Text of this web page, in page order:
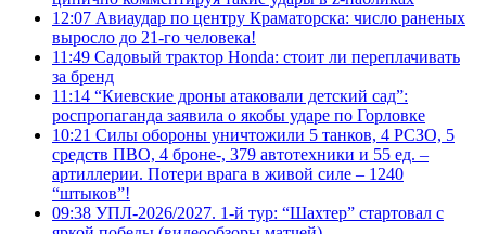
12:07 Авиаудар по центру Краматорска: число раненых
выросло до 21-го человека!
11:49 Садовый трактор Honda: стоит ли переплачивать
за бренд
11:14 “Киевские дроны атаковали детский сад”:
роспропаганда заявила о якобы ударе по Горловке
10:21 Силы обороны уничтожили 5 танков, 4 РСЗО, 5
средств ПВО, 4 броне-, 379 автотехники и 55 ед. –
артиллерии. Потери врага в живой силе – 1240
“штыков”!
09:38 УПЛ-2026/2027. 1-й тур: “Шахтер” стартовал с